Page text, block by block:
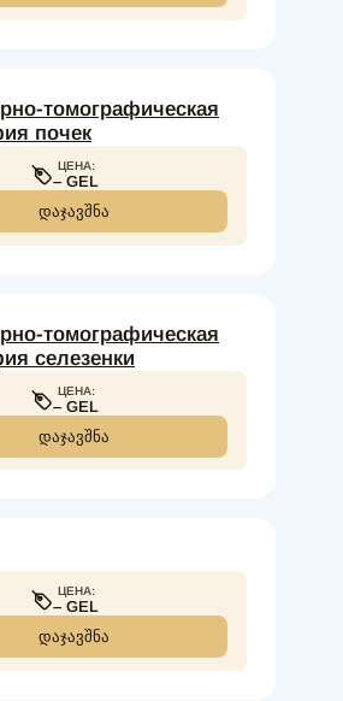
томографическая
почек
ЦЕНА:
– GEL
ᲓᲐᲯᲐᲕᲨᲜᲐ
томографическая
селезенки
ЦЕНА:
– GEL
ᲓᲐᲯᲐᲕᲨᲜᲐ
ЦЕНА:
– GEL
ᲓᲐᲯᲐᲕᲨᲜᲐ